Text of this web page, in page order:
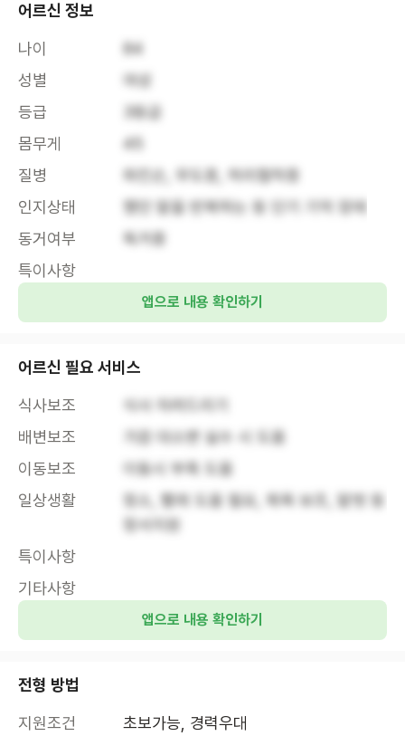
어르신 정보
나이
84
성별
여성
등급
3등급
몸무게
45
질병
파킨슨, 무도증, 허리협착증
인지상태
했던 말을 반복하는 등 단기 기억 장애
동거여부
독거중
특이사항
앱으로 내용 확인하기
어르신 필요 서비스
식사보조
식사 차려드리기
배변보조
가끔 대소변 실수 시 도움
이동보조
이동시 부축 도움
일상생활
청소, 빨래 도움 필요, 목욕 보조, 말벗 등
정서지원
특이사항
기타사항
앱으로 내용 확인하기
전형 방법
지원조건
초보가능, 경력우대